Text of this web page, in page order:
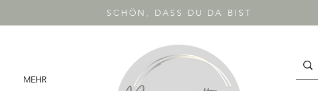
SCHÖN, DASS DU DA BIST
MEHR